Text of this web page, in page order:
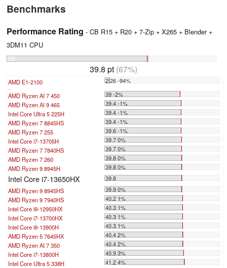
Benchmarks
Performance Rating - CB R15 + R20 + 7-Zip + X265 + Blender +
3DM11 CPU
39.8 pt (67%)
AMD E1-2100 2.26 -94%
AMD Ryzen AI 7 450
39 -2%
AMD Ryzen AI 9 465
39.4 -1%
Intel Core Ultra 5 225H
39.4 -1%
AMD Ryzen 7 8845HS
39.4 -1%
AMD Ryzen 7 255
39.6 -1%
Intel Core i7-13705H
39.7 0%
AMD Ryzen 7 7840HS
39.7 0%
AMD Ryzen 7 260
39.8 0%
AMD Ryzen 9 8945H
39.8 0%
Intel Core i7-13650HX
39.8
AMD Ryzen 9 8945HS
39.9 0%
AMD Ryzen 9 7940HS
40.2 1%
Intel Core i9-12950HX
40.3 1%
Intel Core i7-13700HX
40.3 1%
Intel Core i9-13900H
40.3 1%
AMD Ryzen 5 7645HX
40.4 2%
AMD Ryzen AI 7 350
40.4 2%
Intel Core i7-13800H
40.9 3%
Intel Core Ultra 5 338H
41.2 4%